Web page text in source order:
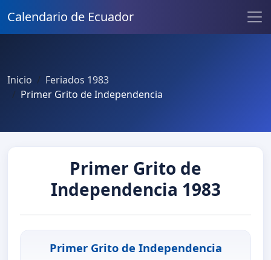
Calendario de Ecuador
Inicio
Feriados 1983
Primer Grito de Independencia
Primer Grito de
Independencia 1983
Primer Grito de Independencia